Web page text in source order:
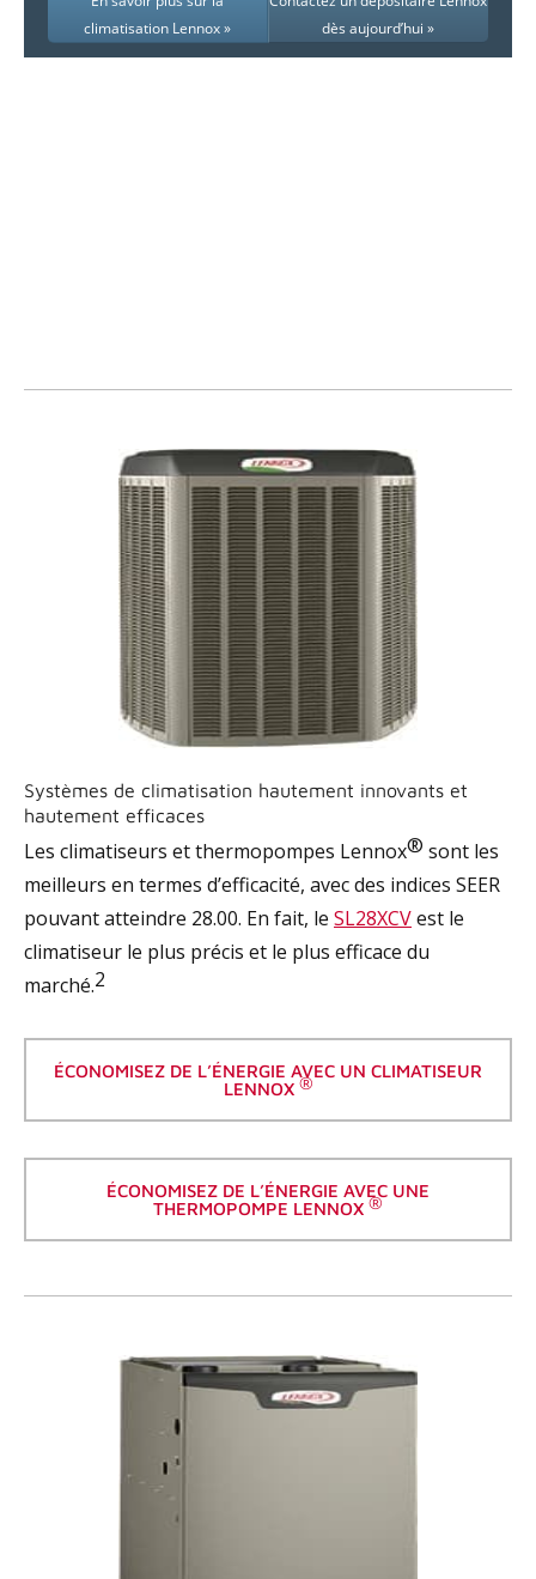
Systèmes de climatisation hautement innovants et
hautement efficaces
Les climatiseurs et thermopompes Lennox® sont les
meilleurs en termes d’efficacité, avec des indices SEER
pouvant atteindre 28.00. En fait, le SL28XCVest le
climatiseur le plus précis et le plus efficace du
marché.2
ÉCONOMISEZ DE L’ÉNERGIE AVEC UN CLIMATISEUR
LENNOX ®
ÉCONOMISEZ DE L’ÉNERGIE AVEC UNE
THERMOPOMPE LENNOX ®